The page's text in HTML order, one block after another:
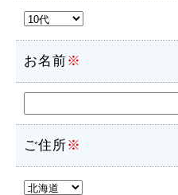
お名前※
ご住所※